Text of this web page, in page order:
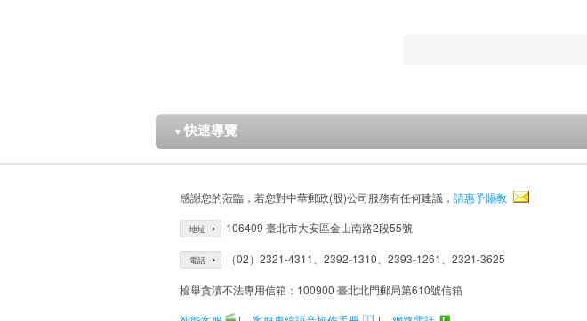
▼ 快速導覽
感謝您的蒞臨，若您對中華郵政(股)公司服務有任何建議， 請惠予賜教
地址 106409 臺北市大安區金山南路2段55號
電話 （02）2321-4311、2392-1310、2393-1261、2321-3625
檢舉貪瀆不法專用信箱：100900 臺北北門郵局第610號信箱